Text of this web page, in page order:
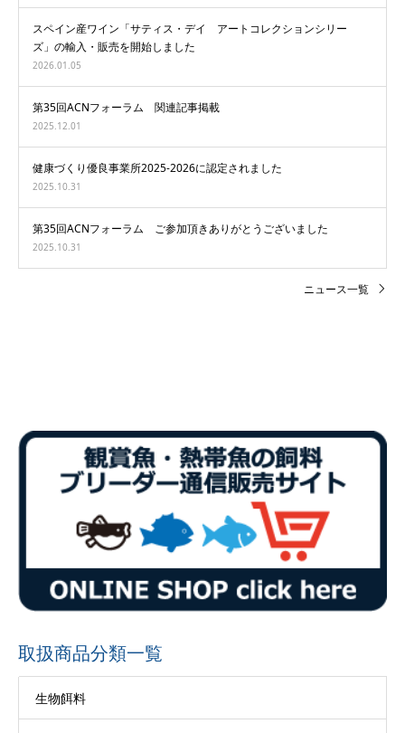
スペイン産ワイン「サティス・デイ アートコレクションシリー
ズ」の輸入・販売を開始しました
2026.01.05
第35回ACNフォーラム 関連記事掲載
2025.12.01
健康づくり優良事業所2025-2026に認定されました
2025.10.31
第35回ACNフォーラム ご参加頂きありがとうございました
2025.10.31
ニュース一覧
取扱商品分類一覧
生物餌料